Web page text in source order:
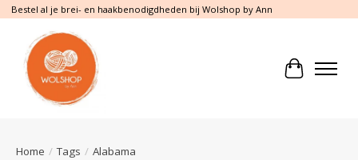
Bestel al je brei- en haakbenodigdheden bij Wolshop by Ann
Home / Tags / Alabama